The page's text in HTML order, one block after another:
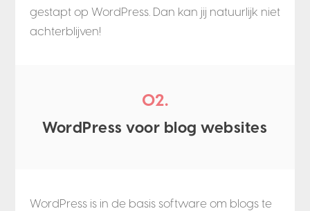
gestapt op WordPress. Dan kan jij natuurlijk niet
achterblijven!
02.
WordPress voor blog websites
WordPress is in de basis software om blogs te